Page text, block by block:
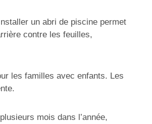
un abri de piscine permet
contre les feuilles,
les familles avec enfants. Les
mois dans l’année,